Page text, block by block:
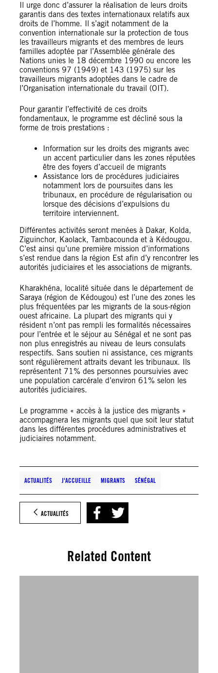
Il urge donc d’assurer la réalisation de leurs droits
garantis dans des textes internationaux relatifs aux
droits de l’homme. Il s’agit notamment de la
convention internationale sur la protection de tous
les travailleurs migrants et des membres de leurs
familles adoptée par l’Assemblée générale des
Nations unies le 18 décembre 1990 ou encore les
conventions 97 (1949) et 143 (1975) sur les
travailleurs migrants adoptées dans le cadre de
l’Organisation internationale du travail (OIT).
Pour garantir l’effectivité de ces droits
fondamentaux, le programme est décliné sous la
forme de trois prestations :
Information sur les droits des migrants avec
un accent particulier dans les zones réputées
être des foyers d’accueil de migrants
Assistance lors de procédures judiciaires
notamment lors de poursuites dans les
tribunaux, en procédure de régularisation ou
lorsque des décisions d’expulsions du
territoire interviennent.
Différentes activités seront menées à Dakar, Kolda,
Ziguinchor, Kaolack, Tambacounda et à Kédougou.
C’est ainsi qu’une première mission d’informations
s’est rendue dans la région Est afin d’y rencontrer les
autorités judiciaires et les associations de migrants.
Kharakhéna, localité située dans le département de
Saraya (région de Kédougou) est l’une des zones les
plus fréquentées par les migrants de la sous-région
ouest africaine. La plupart des migrants qui y
résident n’ont pas rempli les formalités nécessaires
pour l’entrée et le séjour au Sénégal et ne sont pas
non plus enregistrés au niveau de leurs consulats
respectifs. Sans soutien ni assistance, ces migrants
sont régulièrement attraits devant les tribunaux. Ils
représentent 71% des personnes poursuivies avec
une population carcérale d’environ 61% selon les
autorités judiciaires.
Le programme « accès à la justice des migrants »
accompagnera les migrants quel que soit leur statut
dans les différentes procédures administratives et
judiciaires notamment.
ACTUALITÉS J'ACCUEILLE MIGRANTS SÉNÉGAL
ACTUALITÉS
Related Content